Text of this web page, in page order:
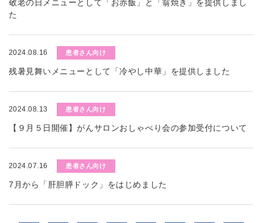
敬老の日メニューとして「お赤飯」と「翁焼き」を提供しまし
た
2024.08.16 患者さん向け
残暑見舞いメニューとして「冷やし中華」を提供しました
2024.08.13 患者さん向け
【９月５日開催】がんサロンおしゃべり会の参加受付について
2024.07.16 患者さん向け
7月から「肝胆膵ドック」をはじめました